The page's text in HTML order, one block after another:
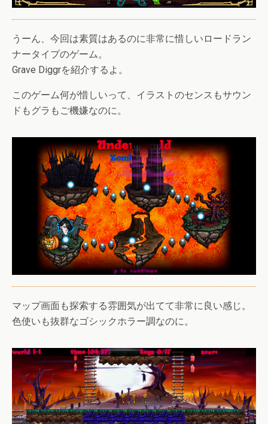
うーん、今回は素質はあるのに非常に惜しいロードラン
ナータイプのゲーム。
Grave Diggrを紹介するよ。
このゲーム何が惜しいって、イラストのセンスもサウン
ドもグラもご機嫌なのに。
マップ画面も探索する雰囲気が出てて非常に良い感じ。
色使いも抜群なゴシックホラー調なのに。